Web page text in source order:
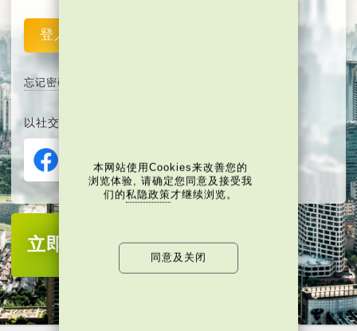
登入
忘记密码
以社交媒体平台注册或登入∶
立即注册 成为当代中国会员
本网站使用Cookies来改善您的
浏览体验, 请确定您同意及接受我
们的私隐政策才继续浏览。
同意及关闭